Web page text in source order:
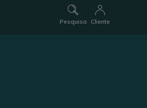
Pesquisa Cliente